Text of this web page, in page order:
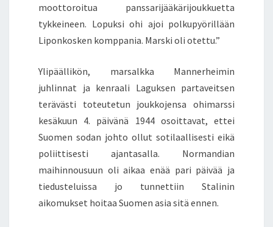
moottoroitua panssarijääkärijoukkuetta
tykkeineen. Lopuksi ohi ajoi polkupyörillään
Liponkosken komppania. Marski oli otettu.”
Ylipäällikön, marsalkka Mannerheimin
juhlinnat ja kenraali Laguksen partaveitsen
terävästi toteutetun joukkojensa ohimarssi
kesäkuun 4. päivänä 1944 osoittavat, ettei
Suomen sodan johto ollut sotilaallisesti eikä
poliittisesti ajantasalla. Normandian
maihinnousuun oli aikaa enää pari päivää ja
tiedusteluissa jo tunnettiin Stalinin
aikomukset hoitaa Suomen asia sitä ennen.